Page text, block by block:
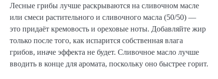
Лесные грибы лучше раскрываются на сливочном масле
или смеси растительного и сливочного масла (50/50) —
это придаёт кремовость и ореховые ноты. Добавляйте жир
только после того, как испарится собственная влага
грибов, иначе эффекта не будет. Сливочное масло лучше
вводить в конце для аромата, поскольку оно быстрее горит.